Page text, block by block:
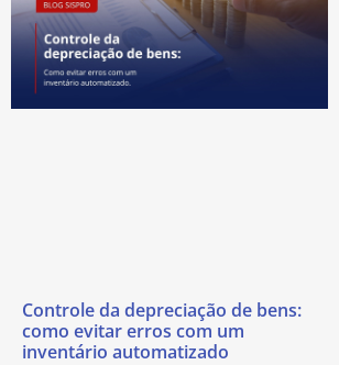
Controle da depreciação de bens:
como evitar erros com um
inventário automatizado